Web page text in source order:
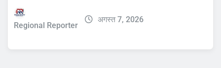
Regional Reporter
अगस्त 7, 2026